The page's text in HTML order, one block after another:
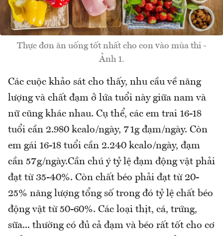
Thực đơn ăn uống tốt nhất cho con vào mùa thi -
Ảnh 1.
Các cuộc khảo sát cho thấy, nhu cầu về năng
lượng và chất đạm ở lứa tuổi này giữa nam và
nữ cũng khác nhau. Cụ thể, các em trai 16-18
tuổi cần 2.980 kcalo/ngày, 71g đạm/ngày. Còn
em gái 16-18 tuổi cần 2.240 kcalo/ngày, đạm
cần 57g/ngày.Cần chú ý tỷ lệ đạm động vật phải
đạt từ 35-40%. Còn chất béo phải đạt từ 20-
25% năng lượng tổng số trong đó tỷ lệ chất béo
động vật từ 50-60%. Các loại thịt, cá, trứng,
sữa... thường có đủ cả đạm và béo rất tốt cho cơ